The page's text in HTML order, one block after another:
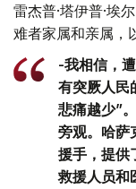
雷杰普·塔伊普·埃
难者家属和亲属，
-我相信，
有突厥人民
悲痛越少”
旁观。哈萨
援手，提供
救援人员和